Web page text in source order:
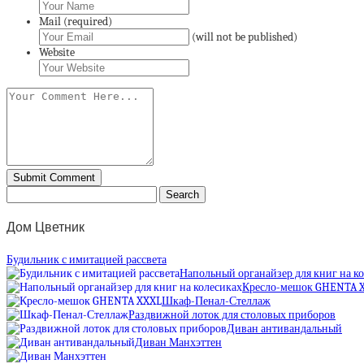
Mail (required)
(will not be published)
Website
Дом Цветник
Будильник с имитацией рассвета
Напольный органайзер для книг на
Кресло-мешок GHENTA
Шкаф-Пенал-Стеллаж
Раздвижной лоток для столовых приборов
Диван антивандальный
Диван Манхэттен